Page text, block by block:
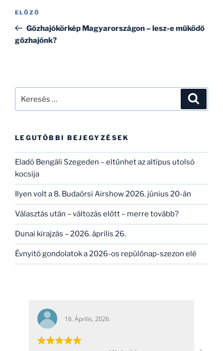
Bejegyzés
Korábbi
bejegyzés
ELŐZŐ
Gőzhajókörkép Magyarországon – lesz-e működő
gőzhajónk?
LEGUTÓBBI BEJEGYZÉSEK
Eladó Bengáli Szegeden – eltűnhet az altípus utolsó
kocsija
Ilyen volt a 8. Budaörsi Airshow 2026. június 20-án
Választás után – változás előtt – merre tovább?
Dunai kirajzás – 2026. április 26.
Évnyitó gondolatok a 2026-os repülőnap-szezon elé
16. Április, 2026.